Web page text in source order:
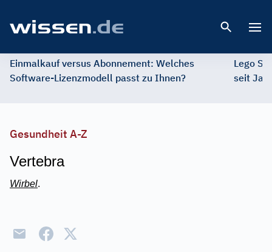
Einmalkauf versus Abonnement: Welches
Software-Lizenzmodell passt zu Ihnen?
Lego
seit
Gesundheit A-Z
Vertebra
Wirbel.